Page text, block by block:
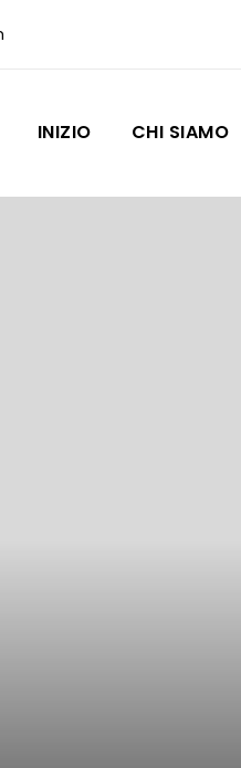
INIZIO CHI SIAMO